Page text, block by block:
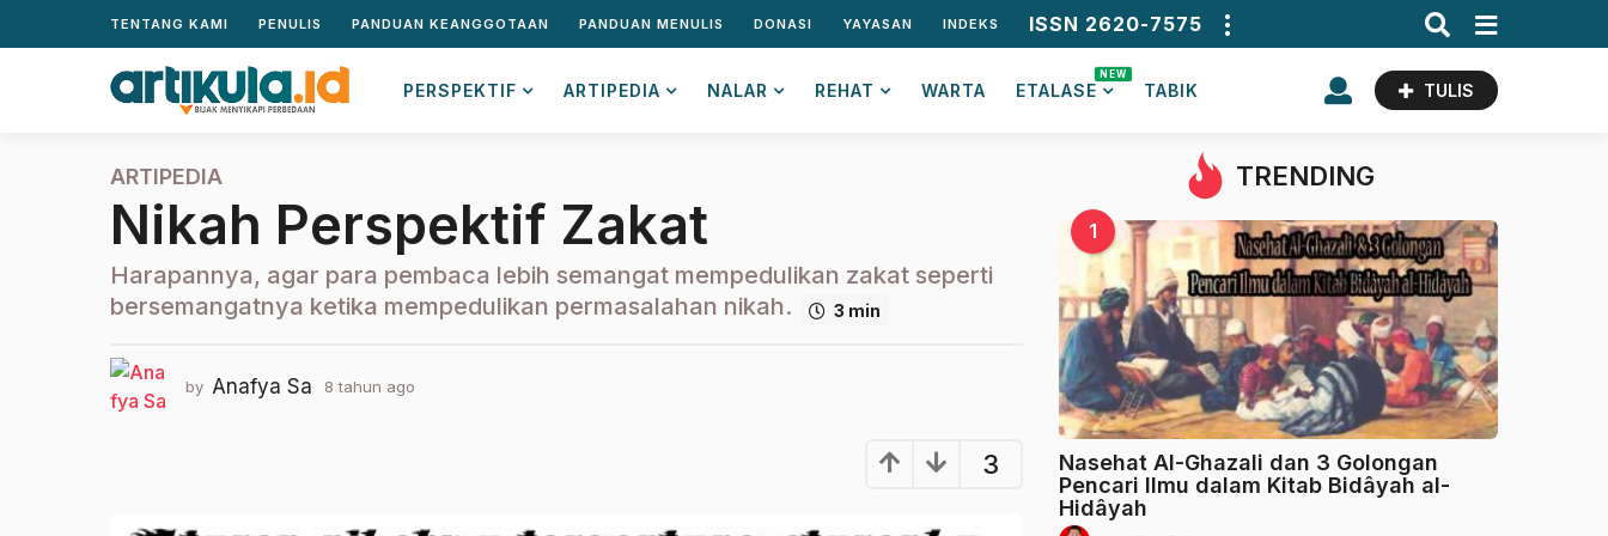
TENTANG KAMI PENULIS PANDUAN KEANGGOTAAN PANDUAN MENULIS DONASI YAYASAN INDEKS ISSN 2620-7575
PERSPEKTIF ARTIPEDIA NALAR REHAT WARTA ETALASE
NEW
TABIK TULIS
8
t
h
u
n
g
o
ARTIPEDIA
Nikah Perspektif Zakat
Harapannya, agar para pembaca lebih semangat mempedulikan zakat seperti
bersemangatnya ketika mempedulikan permasalahan nikah.
3 min
by Anafya Sa 8 tahun ago
3
TRENDING
1
Nasehat Al-Ghazali dan 3 Golongan
Pencari Ilmu dalam Kitab Bidâyah al-
Hidâyah